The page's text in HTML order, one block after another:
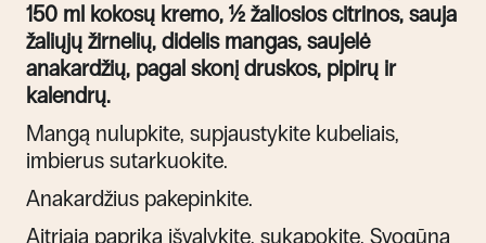
150 ml kokosų kremo, ½ žaliosios citrinos, sauja
žaliųjų žirnelių, didelis mangas, saujelė
anakardžių, pagal skonį druskos, pipirų ir
kalendrų.
Mangą nulupkite, supjaustykite kubeliais,
imbierus sutarkuokite.
Anakardžius pakepinkite.
Aitriąją papriką išvalykite, sukapokite. Svogūną